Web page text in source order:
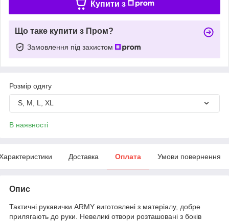
Купити з
Що таке купити з Пром?
Замовлення під захистом
Розмір одягу
S, M, L, XL
В наявності
Доставка Оплата Умови повернення
Опис
Тактичні рукавички ARMY виготовлені з матеріалу, добре
прилягають до руки. Невеликі отвори розташовані з боків